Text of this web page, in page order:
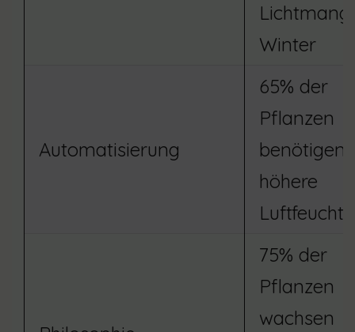
Winter
Automatisierung
65% der
Pflanzen
benötigen
höhere
75% der
Pflanzen
wachsen